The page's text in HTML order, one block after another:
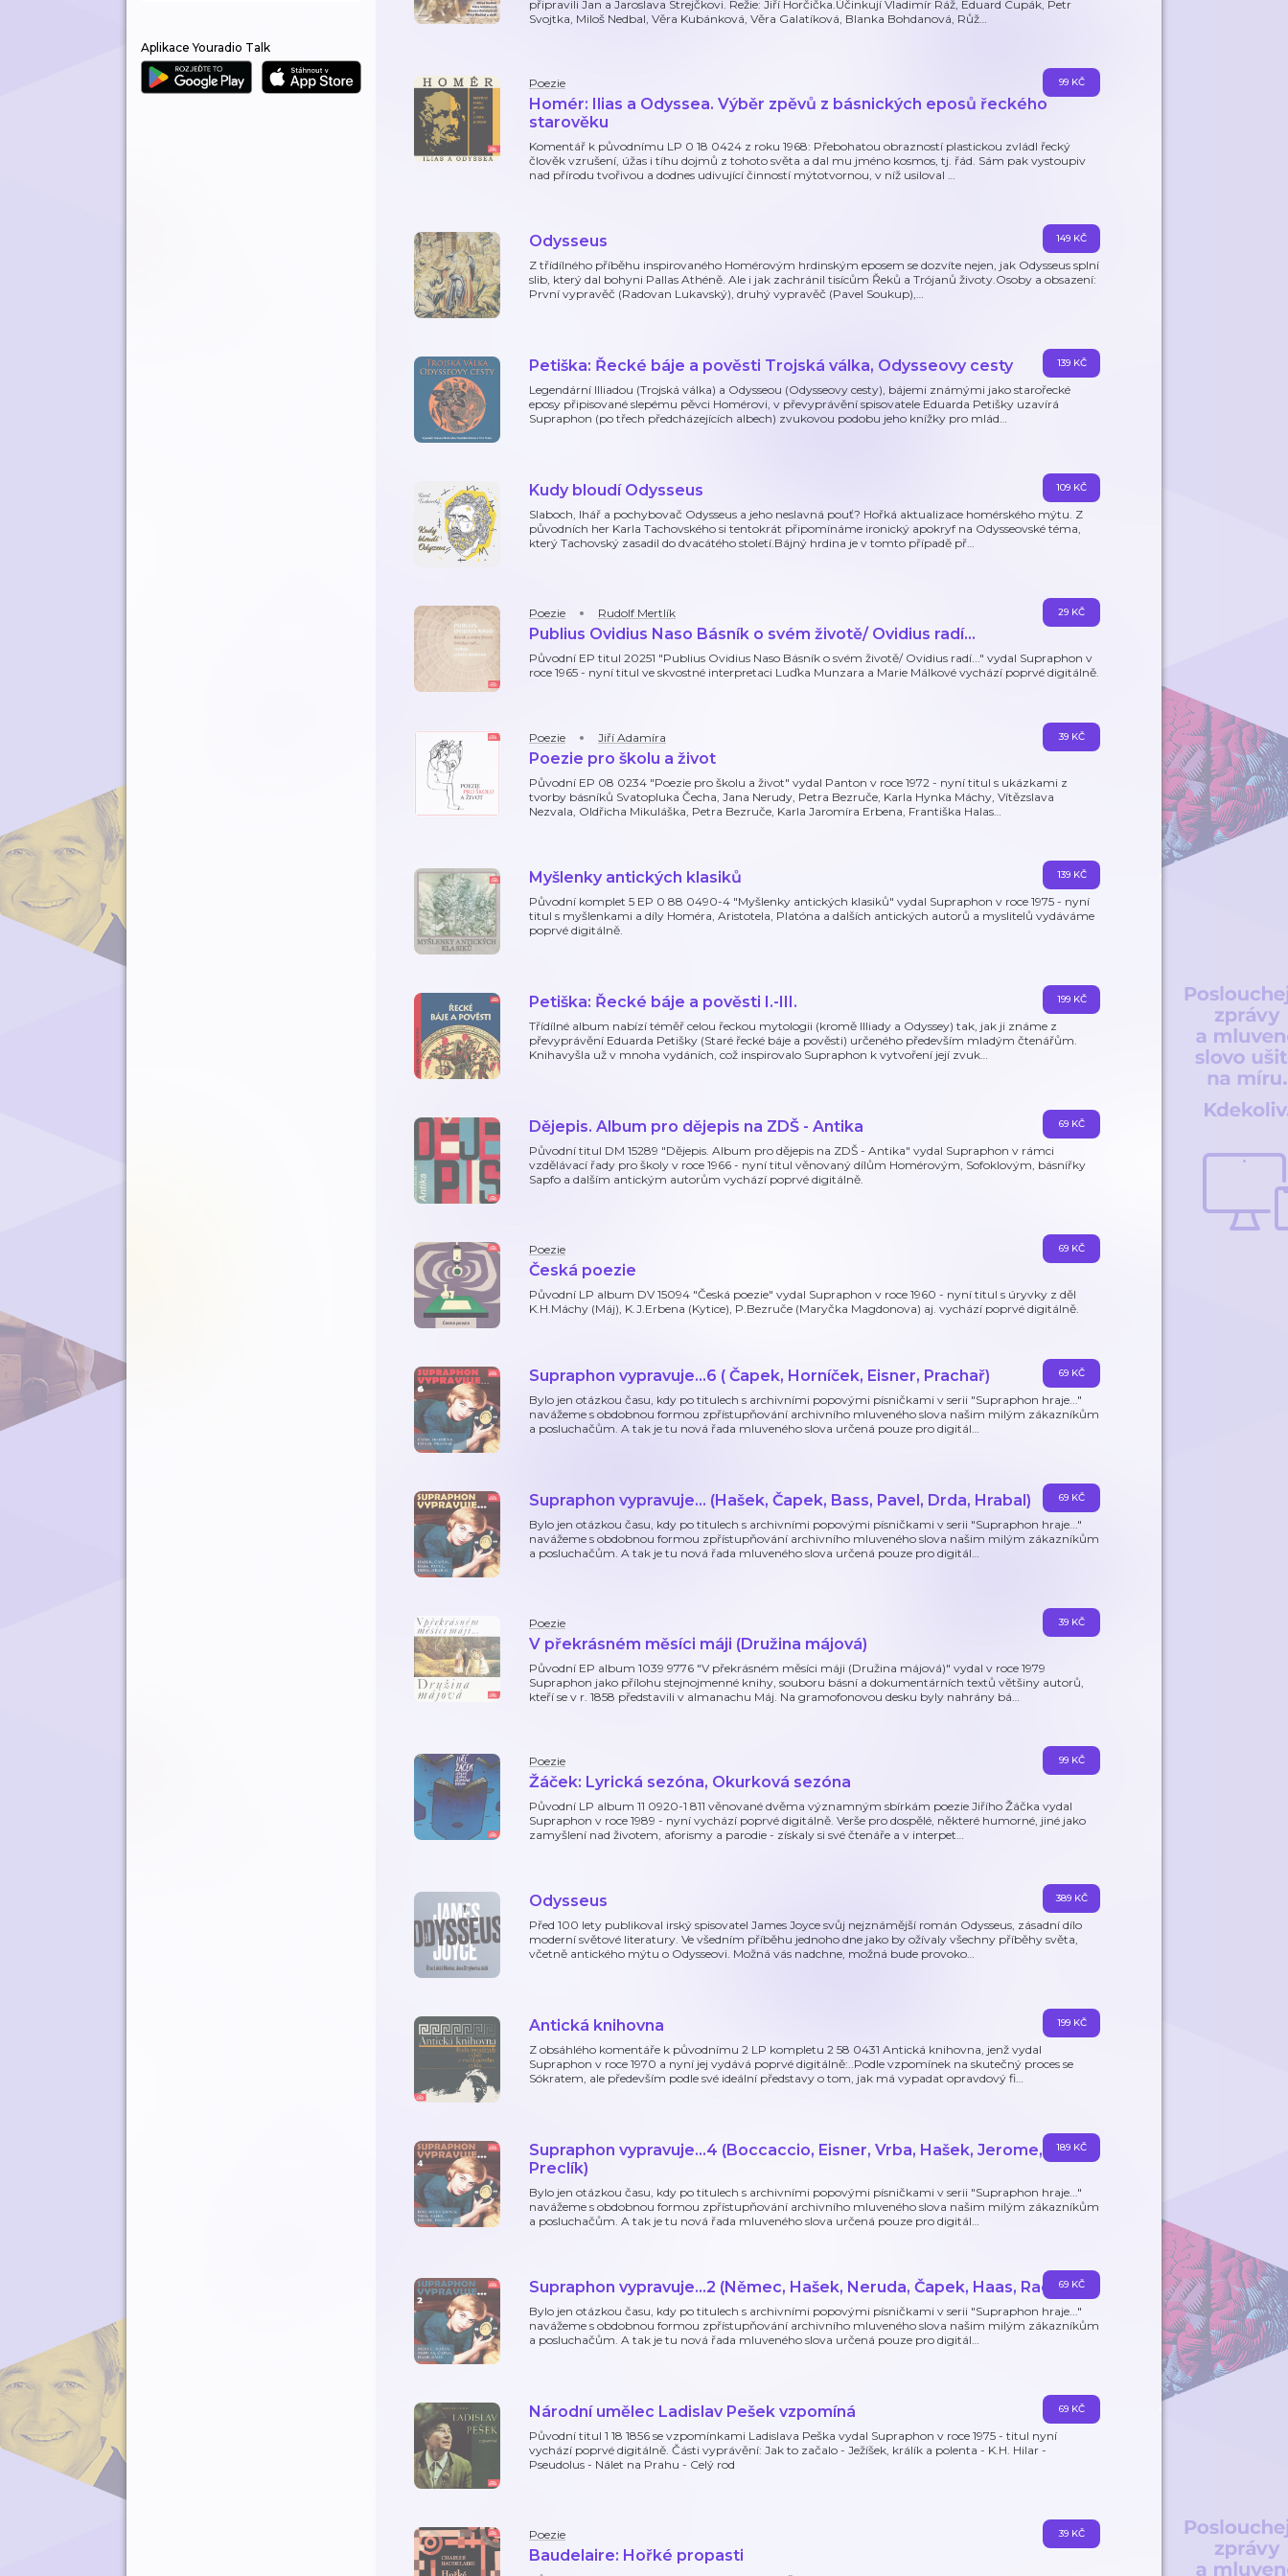
Aplikace Youradio Talk
připravili Jan a Jaroslava Strejčkovi. Režie: Jiří Horčička.Účinkují Vladimír Ráž, Eduard Cupák, Petr
Svojtka, Miloš Nedbal, Věra Kubánková, Věra Galatíková, Blanka Bohdanová, Růž…
Poezie
Homér: Ilias a Odyssea. Výběr zpěvů z básnických eposů řeckého
starověku
Komentář k původnímu LP 0 18 0424 z roku 1968: Přebohatou obrazností plastickou zvládl řecký
člověk vzrušení, úžas i tíhu dojmů z tohoto světa a dal mu jméno kosmos, tj. řád. Sám pak vystoupiv
nad přírodu tvořivou a dodnes udivující činností mýtotvornou, v níž usiloval …
99 KČ
Odysseus
Z třídílného příběhu inspirovaného Homérovým hrdinským eposem se dozvíte nejen, jak Odysseus splní
slib, který dal bohyni Pallas Athéně. Ale i jak zachránil tisícům Řeků a Trójanů životy.Osoby a obsazení:
První vypravěč (Radovan Lukavský), druhý vypravěč (Pavel Soukup),…
149 KČ
Petiška: Řecké báje a pověsti Trojská válka, Odysseovy cesty
Legendární Illiadou (Trojská válka) a Odysseou (Odysseovy cesty), bájemi známými jako starořecké
eposy připisované slepému pěvci Homérovi, v převyprávění spisovatele Eduarda Petišky uzavírá
Supraphon (po třech předcházejících albech) zvukovou podobu jeho knížky pro mlád…
139 KČ
Kudy bloudí Odysseus
Slaboch, lhář a pochybovač Odysseus a jeho neslavná pouť? Hořká aktualizace homérského mýtu. Z
původních her Karla Tachovského si tentokrát připomínáme ironický apokryf na Odysseovské téma,
který Tachovský zasadil do dvacátého století.Bájný hrdina je v tomto případě př…
109 KČ
Poezie Rudolf Mertlík
Publius Ovidius Naso Básník o svém životě/ Ovidius radí...
Původní EP titul 20251 "Publius Ovidius Naso Básník o svém životě/ Ovidius radí..." vydal Supraphon v
roce 1965 - nyní titul ve skvostné interpretaci Luďka Munzara a Marie Málkové vychází poprvé digitálně.
29 KČ
Poezie Jiří Adamíra
Poezie pro školu a život
Původní EP 08 0234 "Poezie pro školu a život" vydal Panton v roce 1972 - nyní titul s ukázkami z
tvorby básníků Svatopluka Čecha, Jana Nerudy, Petra Bezruče, Karla Hynka Máchy, Vítězslava
Nezvala, Oldřicha Mikuláška, Petra Bezruče, Karla Jaromíra Erbena, Františka Halas…
39 KČ
Myšlenky antických klasiků
Původní komplet 5 EP 0 88 0490-4 "Myšlenky antických klasiků" vydal Supraphon v roce 1975 - nyní
titul s myšlenkami a díly Homéra, Aristotela, Platóna a dalších antických autorů a myslitelů vydáváme
poprvé digitálně.
139 KČ
Petiška: Řecké báje a pověsti I.-III.
Třídílné album nabízí téměř celou řeckou mytologii (kromě Illiady a Odyssey) tak, jak ji známe z
převyprávění Eduarda Petišky (Staré řecké báje a pověsti) určeného především mladým čtenářům.
Knihavyšla už v mnoha vydáních, což inspirovalo Supraphon k vytvoření její zvuk…
199 KČ
Dějepis. Album pro dějepis na ZDŠ - Antika
Původní titul DM 15289 "Dějepis. Album pro dějepis na ZDŠ - Antika" vydal Supraphon v rámci
vzdělávací řady pro školy v roce 1966 - nyní titul věnovaný dílům Homérovým, Sofoklovým, básnířky
Sapfo a dalším antickým autorům vychází poprvé digitálně.
69 KČ
Poezie
Česká poezie
Původní LP album DV 15094 "Česká poezie" vydal Supraphon v roce 1960 - nyní titul s úryvky z děl
K.H.Máchy (Máj), K.J.Erbena (Kytice), P.Bezruče (Maryčka Magdonova) aj. vychází poprvé digitálně.
69 KČ
Supraphon vypravuje...6 ( Čapek, Horníček, Eisner, Prachař)
Bylo jen otázkou času, kdy po titulech s archivními popovými písničkami v serii "Supraphon hraje..."
navážeme s obdobnou formou zpřístupňování archivního mluveného slova našim milým zákazníkům
a posluchačům. A tak je tu nová řada mluveného slova určená pouze pro digitál…
69 KČ
Supraphon vypravuje... (Hašek, Čapek, Bass, Pavel, Drda, Hrabal)
Bylo jen otázkou času, kdy po titulech s archivními popovými písničkami v serii "Supraphon hraje..."
navážeme s obdobnou formou zpřístupňování archivního mluveného slova našim milým zákazníkům
a posluchačům. A tak je tu nová řada mluveného slova určená pouze pro digitál…
69 KČ
Poezie
V překrásném měsíci máji (Družina májová)
Původní EP album 1039 9776 "V překrásném měsíci máji (Družina májová)" vydal v roce 1979
Supraphon jako přílohu stejnojmenné knihy, souboru básní a dokumentárních textů většiny autorů,
kteří se v r. 1858 představili v almanachu Máj. Na gramofonovou desku byly nahrány bá…
39 KČ
Poezie
Žáček: Lyrická sezóna, Okurková sezóna
Původní LP album 11 0920-1 811 věnované dvěma významným sbírkám poezie Jiřího Žáčka vydal
Supraphon v roce 1989 - nyní vychází poprvé digitálně. Verše pro dospělé, některé humorné, jiné jako
zamyšlení nad životem, aforismy a parodie - získaly si své čtenáře a v interpet…
99 KČ
Odysseus
Před 100 lety publikoval irský spisovatel James Joyce svůj nejznámější román Odysseus, zásadní dílo
moderní světové literatury. Ve všedním příběhu jednoho dne jako by ožívaly všechny příběhy světa,
včetně antického mýtu o Odysseovi. Možná vás nadchne, možná bude provoko…
389 KČ
Antická knihovna
Z obsáhlého komentáře k původnímu 2 LP kompletu 2 58 0431 Antická knihovna, jenž vydal
Supraphon v roce 1970 a nyní jej vydává poprvé digitálně:..Podle vzpomínek na skutečný proces se
Sókratem, ale především podle své ideální představy o tom, jak má vypadat opravdový fi…
199 KČ
Supraphon vypravuje...4 (Boccaccio, Eisner, Vrba, Hašek, Jerome,
Preclík)
Bylo jen otázkou času, kdy po titulech s archivními popovými písničkami v serii "Supraphon hraje..."
navážeme s obdobnou formou zpřístupňování archivního mluveného slova našim milým zákazníkům
a posluchačům. A tak je tu nová řada mluveného slova určená pouze pro digitál…
189 KČ
Supraphon vypravuje...2 (Němec, Hašek, Neruda, Čapek, Haas, Rada)
Bylo jen otázkou času, kdy po titulech s archivními popovými písničkami v serii "Supraphon hraje..."
navážeme s obdobnou formou zpřístupňování archivního mluveného slova našim milým zákazníkům
a posluchačům. A tak je tu nová řada mluveného slova určená pouze pro digitál…
69 KČ
Národní umělec Ladislav Pešek vzpomíná
Původní titul 1 18 1856 se vzpomínkami Ladislava Peška vydal Supraphon v roce 1975 - titul nyní
vychází poprvé digitálně. Části vyprávění: Jak to začalo - Ježíšek, králík a polenta - K.H. Hilar -
Pseudolus - Nálet na Prahu - Celý rod
69 KČ
Poezie
Baudelaire: Hořké propasti
39 KČ